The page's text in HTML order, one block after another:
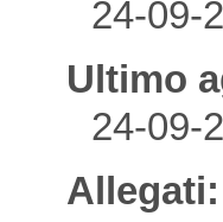
24-09-
Ultimo
24-09-
Allegati: